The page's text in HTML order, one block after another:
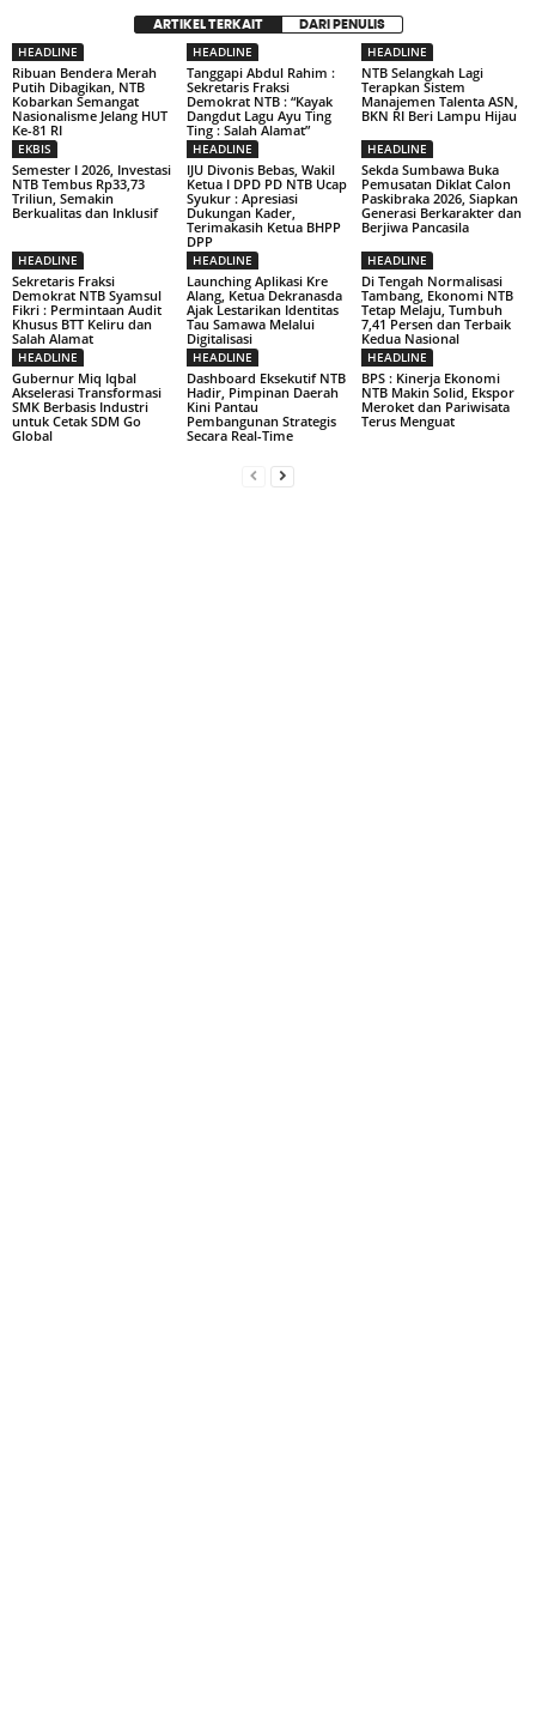
ARTIKEL TERKAIT DARI PENULIS
HEADLINE
Ribuan Bendera Merah
Putih Dibagikan, NTB
Kobarkan Semangat
Nasionalisme Jelang HUT
Ke-81 RI
HEADLINE
Tanggapi Abdul Rahim :
Sekretaris Fraksi
Demokrat NTB : “Kayak
Dangdut Lagu Ayu Ting
Ting : Salah Alamat”
HEADLINE
NTB Selangkah Lagi
Terapkan Sistem
Manajemen Talenta ASN,
BKN RI Beri Lampu Hijau
EKBIS
Semester I 2026, Investasi
NTB Tembus Rp33,73
Triliun, Semakin
Berkualitas dan Inklusif
HEADLINE
IJU Divonis Bebas, Wakil
Ketua I DPD PD NTB Ucap
Syukur : Apresiasi
Dukungan Kader,
Terimakasih Ketua BHPP
DPP
HEADLINE
Sekda Sumbawa Buka
Pemusatan Diklat Calon
Paskibraka 2026, Siapkan
Generasi Berkarakter dan
Berjiwa Pancasila
HEADLINE
Sekretaris Fraksi
Demokrat NTB Syamsul
Fikri : Permintaan Audit
Khusus BTT Keliru dan
Salah Alamat
HEADLINE
Launching Aplikasi Kre
Alang, Ketua Dekranasda
Ajak Lestarikan Identitas
Tau Samawa Melalui
Digitalisasi
HEADLINE
Di Tengah Normalisasi
Tambang, Ekonomi NTB
Tetap Melaju, Tumbuh
7,41 Persen dan Terbaik
Kedua Nasional
HEADLINE
Gubernur Miq Iqbal
Akselerasi Transformasi
SMK Berbasis Industri
untuk Cetak SDM Go
Global
HEADLINE
Dashboard Eksekutif NTB
Hadir, Pimpinan Daerah
Kini Pantau
Pembangunan Strategis
Secara Real-Time
HEADLINE
BPS : Kinerja Ekonomi
NTB Makin Solid, Ekspor
Meroket dan Pariwisata
Terus Menguat